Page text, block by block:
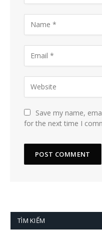
Save my name,
for the next time I
TÌM KIẾM